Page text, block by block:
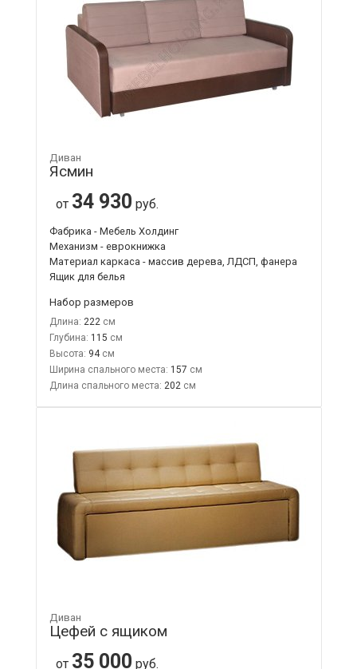
Диван
Ясмин
от 34 930 руб.
Фабрика - Мебель Холдинг
Механизм - еврокнижка
Материал каркаса - массив дерева, ЛДСП, фанера
Ящик для белья
Набор размеров
Длина: 222
Глубина: 115
Высота: 94
Ширина спального места: 157
Длина спального места: 202
Диван
Цефей с ящиком
от 35 000 руб.